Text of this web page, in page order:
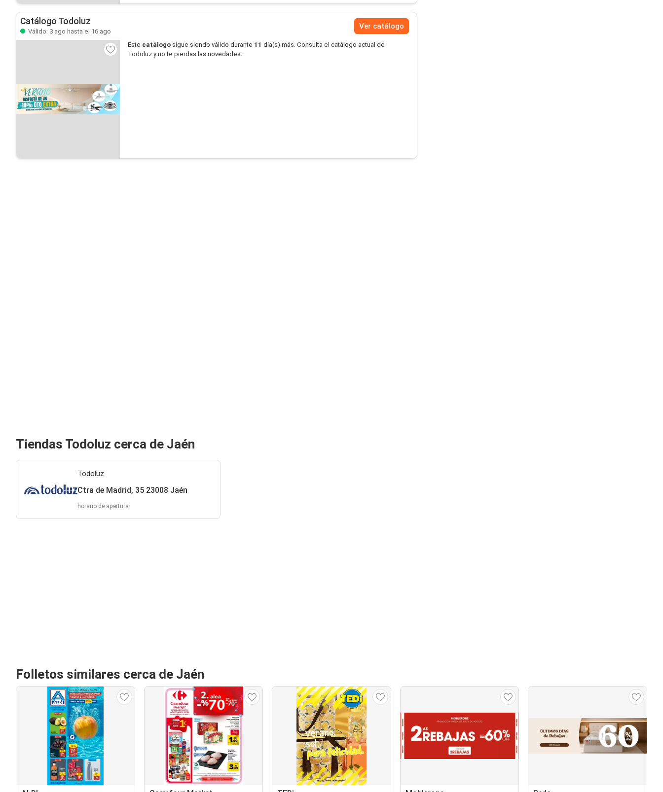
Catálogo Todoluz
Válido: 3 ago hasta el 16 ago
Ver catálogo
Este catálogo sigue siendo válido durante 11 día(s) más. Consulta el catálogo actual de
Todoluz y no te pierdas las novedades.
Tiendas Todoluz cerca de Jaén
Todoluz
Ctra de Madrid, 35 23008 Jaén
horario de apertura
Folletos similares cerca de Jaén